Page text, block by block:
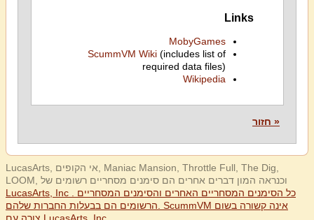
Links
MobyGames
ScummVM Wiki(includes list of
required data files)
Wikipedia
« חזור
LucasArts, אי הקופים, Maniac Mansion, Throttle Full, The Dig,
LOOM, וכנראה המון דברים אחרים הם סימנים מסחריים רשומים של
LucasArts, Inc . כל הסימנים המסחריים האחרים והסימנים המסחריים
הרשומים הם בבעלות החברות שלהם. ScummVM אינה קשורה בשום